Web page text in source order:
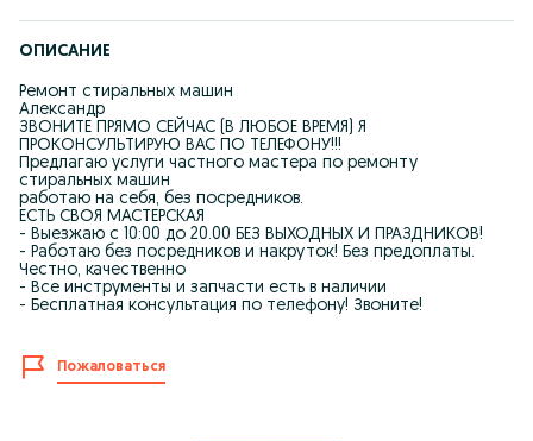
ОПИСАНИЕ
Ремонт стиральных машин
Александр
ЗВОНИТЕ ПРЯМО СЕЙЧАС (В ЛЮБОЕ ВРЕМЯ) Я
ПРОКОНСУЛЬТИРУЮ ВАС ПО ТЕЛЕФОНУ!!!
Предлагаю услуги частного мастера по ремонту
стиральных машин
работаю на себя, без посредников.
ЕСТЬ СВОЯ МАСТЕРСКАЯ
- Выезжаю с 10:00 до 20.00 БЕЗ ВЫХОДНЫХ И ПРАЗДНИКОВ!
- Работаю без посредников и накруток! Без предоплаты.
Честно, качественно
- Все инструменты и запчасти есть в наличии
- Бесплатная консультация по телефону! Звоните!
Пожаловаться